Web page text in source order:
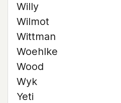
Willy
Wilmot
Wittman
Woehlke
Wood
Wyk
Yeti